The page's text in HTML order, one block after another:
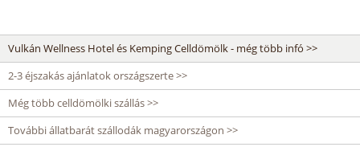
Vulkán Wellness Hotel és Kemping Celldömölk - még több infó >>
2-3 éjszakás ajánlatok országszerte >>
Még több celldömölki szállás >>
További állatbarát szállodák magyarországon >>